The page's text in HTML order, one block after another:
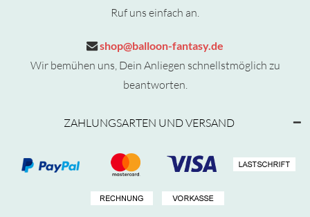
Ruf uns einfach an.
shop@balloon-fantasy.de
Wir bemühen uns, Dein Anliegen schnellstmöglich zu
beantworten.
ZAHLUNGSARTEN UND VERSAND